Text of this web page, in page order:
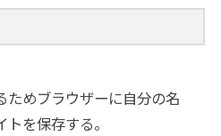
ためブラウザーに自分の名
を保存する。